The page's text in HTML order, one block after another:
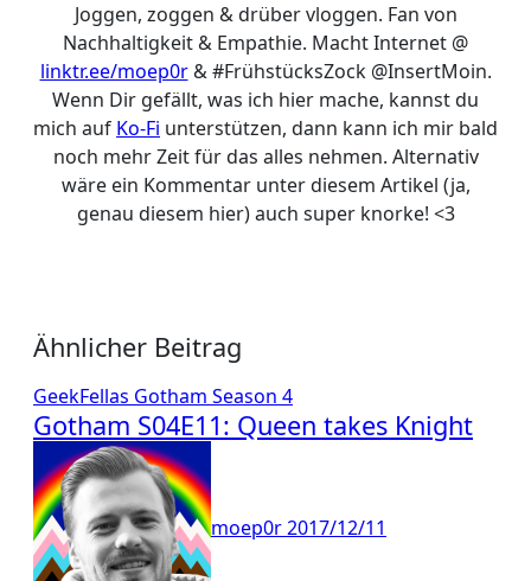
Joggen, zoggen & drüber vloggen. Fan von
Nachhaltigkeit & Empathie. Macht Internet @
linktr.ee/moep0r& #FrühstücksZock @InsertMoin.
Wenn Dir gefällt, was ich hier mache, kannst du
mich auf Ko-Fi unterstützen, dann kann ich mir bald
noch mehr Zeit für das alles nehmen. Alternativ
wäre ein Kommentar unter diesem Artikel (ja,
genau diesem hier) auch super knorke! <3
Ähnlicher Beitrag
GeekFellas Gotham Season 4
Gotham S04E11: Queen takes Knight
moep0r2017/12/11